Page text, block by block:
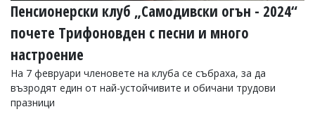
Пенсионерски клуб „Самодивски огън - 2024“
почете Трифоновден с песни и много
настроение
На 7 февруари членовете на клуба се събраха, за да
възродят един от най-устойчивите и обичани трудови
празници